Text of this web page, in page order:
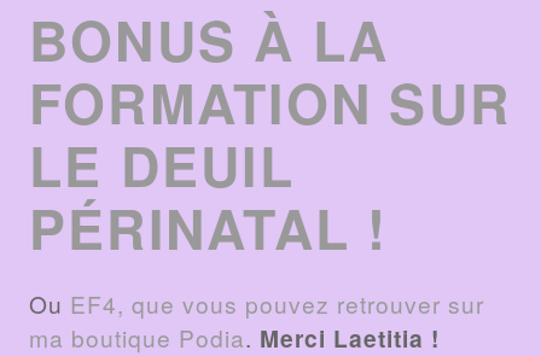
BONUS À LA
FORMATION SUR
LE DEUIL
PÉRINATAL !
Ou EF4, que vous pouvez retrouver sur
ma boutique Podia. Merci Laetitia !